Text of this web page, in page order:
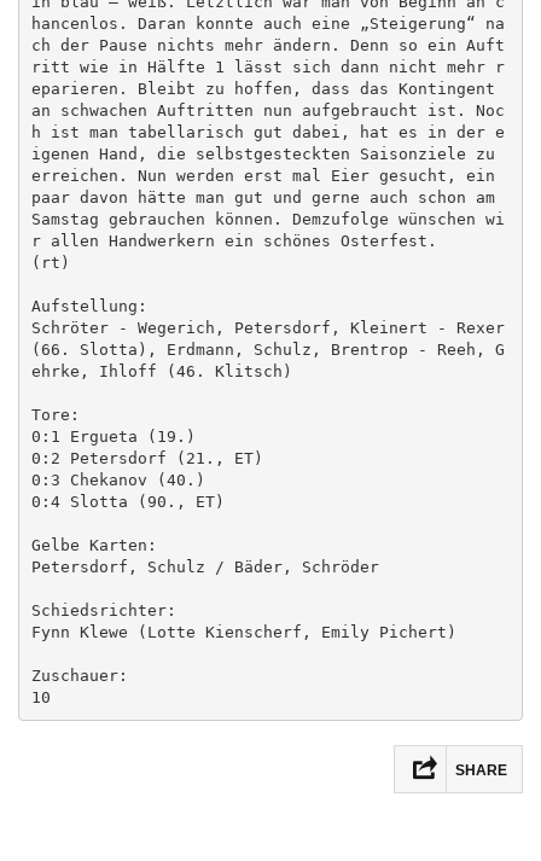
hancenlos. Daran konnte auch eine „Steigerung“ na
ch der Pause nichts mehr ändern. Denn so ein Auft
ritt wie in Hälfte 1 lässt sich dann nicht mehr r
eparieren. Bleibt zu hoffen, dass das Kontingent
an schwachen Auftritten nun aufgebraucht ist. Noc
h ist man tabellarisch gut dabei, hat es in der e
igenen Hand, die selbstgesteckten Saisonziele zu
erreichen. Nun werden erst mal Eier gesucht, ein
paar davon hätte man gut und gerne auch schon am
Samstag gebrauchen können. Demzufolge wünschen wi
r allen Handwerkern ein schönes Osterfest.
(rt)
Aufstellung:
Schröter - Wegerich, Petersdorf, Kleinert - Rexer
(66. Slotta), Erdmann, Schulz, Brentrop - Reeh, G
ehrke, Ihloff (46. Klitsch)
Tore:
0:1 Ergueta (19.)
0:2 Petersdorf (21., ET)
0:3 Chekanov (40.)
0:4 Slotta (90., ET)
Gelbe Karten:
Petersdorf, Schulz / Bäder, Schröder
Schiedsrichter:
Fynn Klewe (Lotte Kienscherf, Emily Pichert)
Zuschauer:
10
SHARE